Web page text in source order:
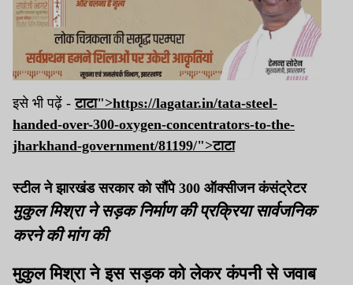
इसे भी पढ़ें -टाटा">https://lagatar.in/tata-steel-
handed-over-300-oxygen-concentrators-to-the-
jharkhand-government/81199/">टाटा
स्टील ने झारखंड सरकार को सौंपे 300 ऑक्सीजन कंसंट्रेटर
मुकुल मिश्रा ने सड़क निर्माण की प्रक्रिया सार्वजनिक
करने की मांग की
मुकुल मिश्रा ने इस सड़क को लेकर कंपनी से जवाब